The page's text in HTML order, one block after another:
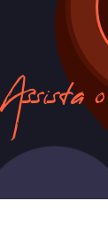
Assista